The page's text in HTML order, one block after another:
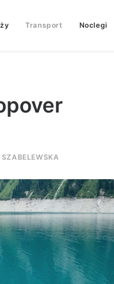
Transport Noclegi